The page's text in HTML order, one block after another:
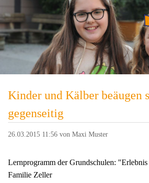
Kinder und Kälber beäugen
gegenseitig
26.03.2015 11:56 von Maxi Muster
Lernprogramm der Grundschulen:
Familie Zeller